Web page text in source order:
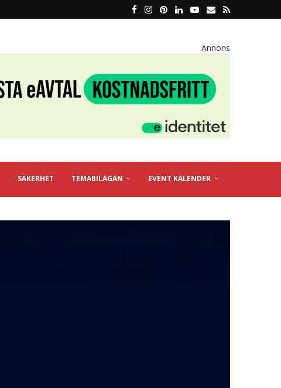
Annons
SÄKERHET TEMABILAGAN EVENT KALENDER